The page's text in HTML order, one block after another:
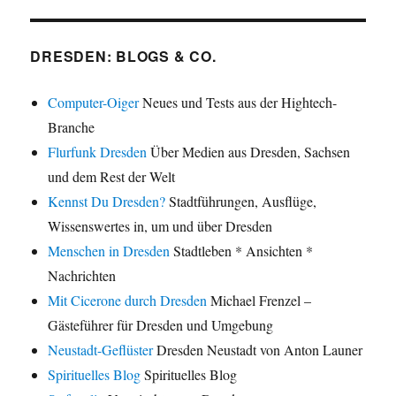
DRESDEN: BLOGS & CO.
Computer-OigerNeues und Tests aus der Hightech-
Branche
Flurfunk Dresden Über Medien aus Dresden, Sachsen
und dem Rest der Welt
Kennst Du Dresden?Stadtführungen, Ausflüge,
Wissenswertes in, um und über Dresden
Menschen in Dresden Stadtleben * Ansichten *
Nachrichten
Mit Cicerone durch Dresden Michael Frenzel –
Gästeführer für Dresden und Umgebung
Neustadt-GeflüsterDresden Neustadt von Anton Launer
Spirituelles BlogSpirituelles Blog